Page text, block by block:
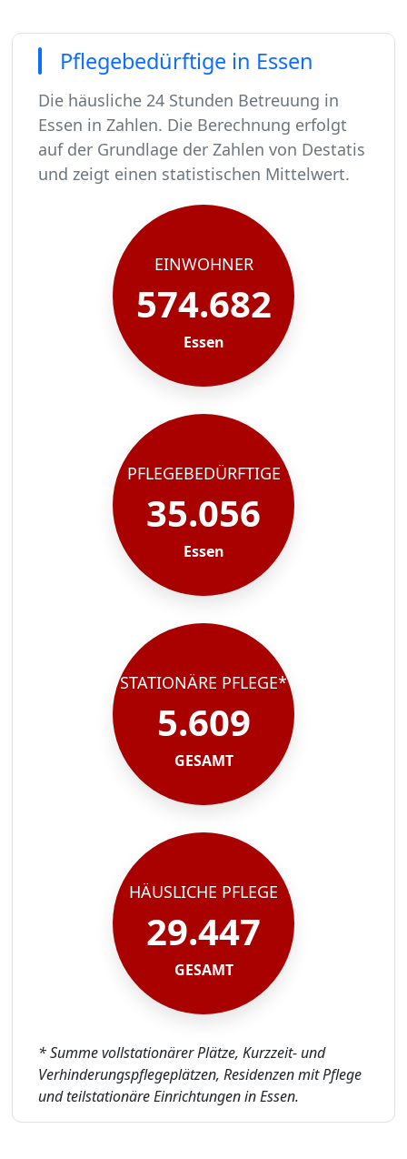
Pflegebedürftige in Essen
Die häusliche 24 Stunden Betreuung in
Essen in Zahlen. Die Berechnung erfolgt
auf der Grundlage der Zahlen von Destatis
und zeigt einen statistischen Mittelwert.
In Essen leben rund 574682 Menschen.
Von diesen 574682 Einwohnern sind rund
Ca. 5609 dieser pflegebedürftigen Menschen
Der Großteil der Pflegebedürftigen in Essen,
EINWOHNER
574.682
Essen
PFLEGEBEDÜRFTIGE
35.056
Essen
STATIONÄRE PFLEGE*
5.609
GESAMT
HÄUSLICHE PFLEGE
29.447
GESAMT
* Summe vollstationärer Plätze, Kurzzeit- und
Verhinderungspflegeplätzen, Residenzen mit Pflege
und teilstationäre Einrichtungen in Essen.